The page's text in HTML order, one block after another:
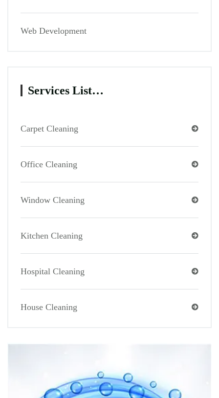
Web Development
Services List…
Carpet Cleaning
Office Cleaning
Window Cleaning
Kitchen Cleaning
Hospital Cleaning
House Cleaning